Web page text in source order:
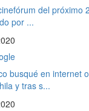
del próximo
por ...
busqué en internet
y tras s...